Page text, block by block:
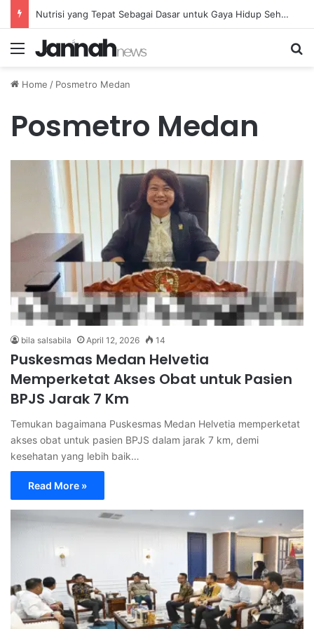
Nutrisi yang Tepat Sebagai Dasar untuk Gaya Hidup Sehat dan Berkelanjutan
Menu
Home / Posmetro Medan
Posmetro Medan
bila salsabila April 12, 2026 14
Puskesmas Medan Helvetia
Memperketat Akses Obat untuk Pasien
BPJS Jarak 7 Km
Temukan bagaimana Puskesmas Medan Helvetia memperketat
akses obat untuk pasien BPJS dalam jarak 7 km, demi
kesehatan yang lebih baik…
Read More »